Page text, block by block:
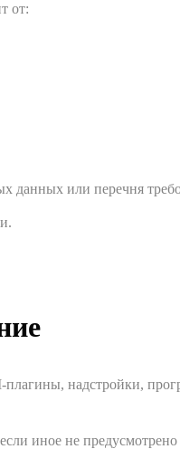
от:
данных или перечня
надстройки,
иное не предусмотрено